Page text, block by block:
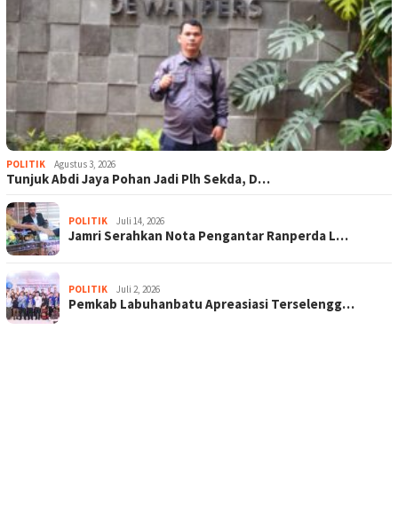
POLITIK Agustus 3, 2026
Tunjuk Abdi Jaya Pohan Jadi Plh Sekda, D…
POLITIK Juli 14, 2026
Jamri Serahkan Nota Pengantar Ranperda L…
POLITIK Juli 2, 2026
Pemkab Labuhanbatu Apreasiasi Terselengg…